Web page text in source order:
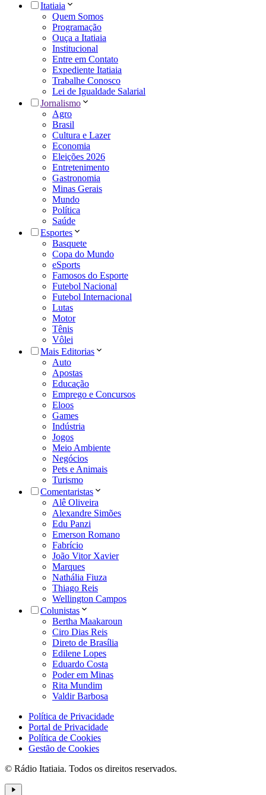
Itatiaia
Quem Somos
Programação
Ouça a Itatiaia
Institucional
Entre em Contato
Expediente Itatiaia
Trabalhe Conosco
Lei de Igualdade Salarial
Jornalismo
Agro
Brasil
Cultura e Lazer
Economia
Eleições 2026
Entretenimento
Gastronomia
Minas Gerais
Mundo
Política
Saúde
Esportes
Basquete
Copa do Mundo
eSports
Famosos do Esporte
Futebol Nacional
Futebol Internacional
Lutas
Motor
Tênis
Vôlei
Mais Editorias
Auto
Apostas
Educação
Emprego e Concursos
Eloos
Games
Indústria
Jogos
Meio Ambiente
Negócios
Pets e Animais
Turismo
Comentaristas
Alê Oliveira
Alexandre Simões
Edu Panzi
Emerson Romano
Fabrício
João Vitor Xavier
Marques
Nathália Fiuza
Thiago Reis
Wellington Campos
Colunistas
Bertha Maakaroun
Ciro Dias Reis
Direto de Brasília
Edilene Lopes
Eduardo Costa
Poder em Minas
Rita Mundim
Valdir Barbosa
Política de Privacidade
Portal de Privacidade
Política de Cookies
Gestão de Cookies
© Rádio Itatiaia. Todos os direitos reservados.